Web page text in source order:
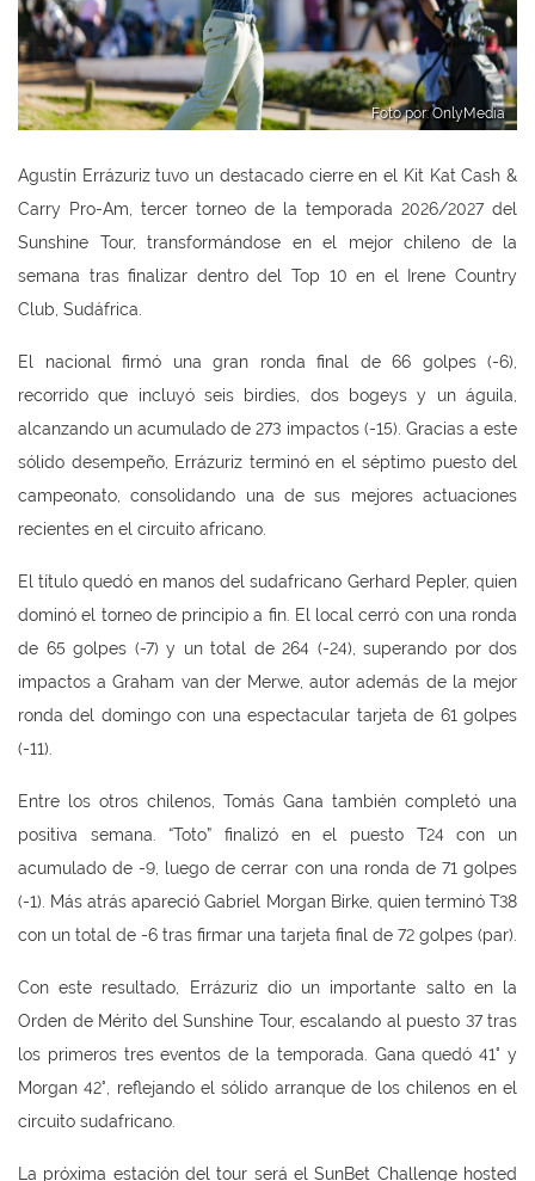
Foto por: OnlyMedia
Agustín Errázuriz tuvo un destacado cierre en el Kit Kat Cash &
Carry Pro-Am, tercer torneo de la temporada 2026/2027 del
Sunshine Tour, transformándose en el mejor chileno de la
semana tras finalizar dentro del Top 10 en el Irene Country
Club, Sudáfrica.
El nacional firmó una gran ronda final de 66 golpes (-6),
recorrido que incluyó seis birdies, dos bogeys y un águila,
alcanzando un acumulado de 273 impactos (-15). Gracias a este
sólido desempeño, Errázuriz terminó en el séptimo puesto del
campeonato, consolidando una de sus mejores actuaciones
recientes en el circuito africano.
El título quedó en manos del sudafricano Gerhard Pepler, quien
dominó el torneo de principio a fin. El local cerró con una ronda
de 65 golpes (-7) y un total de 264 (-24), superando por dos
impactos a Graham van der Merwe, autor además de la mejor
ronda del domingo con una espectacular tarjeta de 61 golpes
(-11).
Entre los otros chilenos, Tomás Gana también completó una
positiva semana. “Toto” finalizó en el puesto T24 con un
acumulado de -9, luego de cerrar con una ronda de 71 golpes
(-1). Más atrás apareció Gabriel Morgan Birke, quien terminó T38
con un total de -6 tras firmar una tarjeta final de 72 golpes (par).
Con este resultado, Errázuriz dio un importante salto en la
Orden de Mérito del Sunshine Tour, escalando al puesto 37 tras
los primeros tres eventos de la temporada. Gana quedó 41° y
Morgan 42°, reflejando el sólido arranque de los chilenos en el
circuito sudafricano.
La próxima estación del tour será el SunBet Challenge hosted